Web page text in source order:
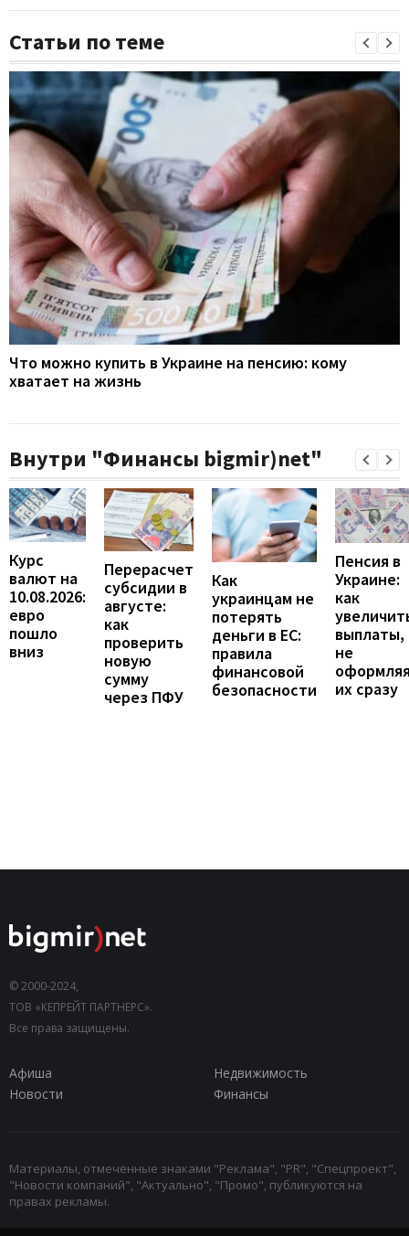
Статьи по теме
Что можно купить в Украине на пенсию: кому
хватает на жизнь
Внутри "Финансы bigmir)net"
Курс
валют на
10.08.2026:
евро
пошло
вниз
Перерасчет
субсидии в
августе:
как
проверить
новую
сумму
через ПФУ
Как
украинцам не
потерять
деньги в ЕС:
правила
финансовой
безопасности
Пенсия в
Украине:
как
выплаты,
не
их сразу
© 2000-2024,
ТОВ «КЕПРЕЙТ ПАРТНЕРС».
Все права защищены.
Афиша
Недвижимость
Новости
Финансы
Материалы, отмеченные знаками "Реклама", "PR", "Спецпроект",
"Новости компаний", "Актуально", "Промо", публикуются на
правах рекламы.